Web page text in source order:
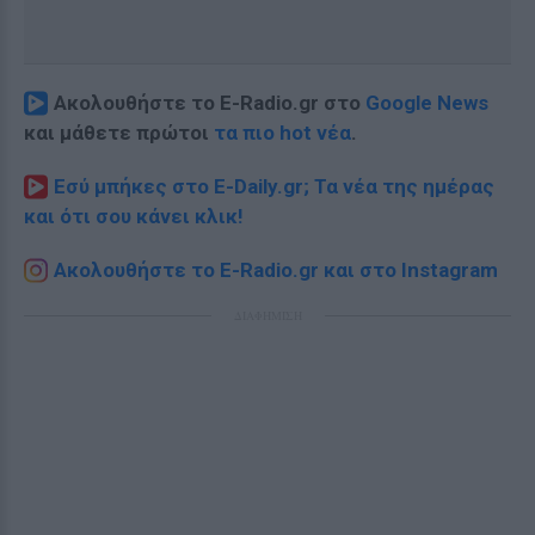
Ακολουθήστε το E-Radio.gr στο Google News
και μάθετε πρώτοι τα πιο hot νέα.
Εσύ μπήκες στο E-Daily.gr; Τα νέα της ημέρας
και ότι σου κάνει κλικ!
Ακολουθήστε το E-Radio.gr και στο Instagram